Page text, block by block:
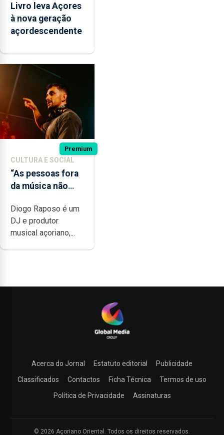
Livro leva Açores
à nova geração
açordescendente
Premium
CULTURA E SOCIAL
“As pessoas fora
da música não
quão difícil é
produzir uma
música”
Diogo Raposo é um
DJ e produtor
musical açoriano,...
Acerca do Jornal Estatuto editorial
Publicidade
Classificados
Contactos Ficha Técnica
Termos de uso
Política de Privacidade
Assinaturas
© 2026 Açoriano Oriental. Todos os direitos reservados.